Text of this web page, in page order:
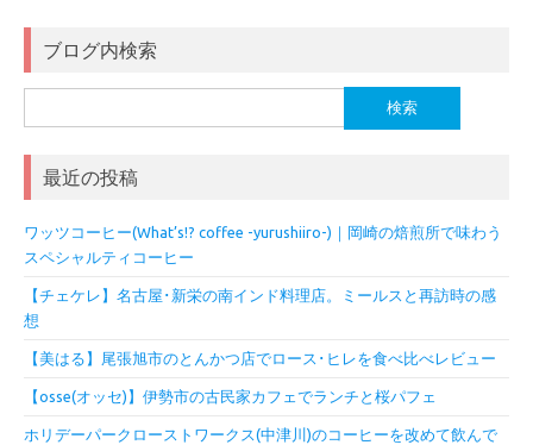
ブログ内検索
索:
最近の投稿
ワッツコーヒー(What’s!? coffee -yurushiiro-)｜岡崎の焙煎所で味わう
スペシャルティコーヒー
【チェケレ】名古屋･新栄の南インド料理店。ミールスと再訪時の感
想
【美はる】尾張旭市のとんかつ店でロース･ヒレを食べ比べレビュー
【osse(オッセ)】伊勢市の古民家カフェでランチと桜パフェ
ホリデーパークローストワークス(中津川)のコーヒーを改めて飲んで